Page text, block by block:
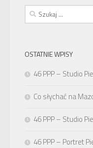
Szukaj:
OSTATNIE WPISY
46 PPP – Studio
Co słychać na
46 PPP – Studio
46 PPP – Portret